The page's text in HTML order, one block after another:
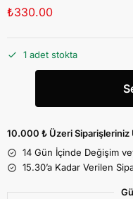
₺330.00
1 adet stokta
10.000 ₺ Üzeri Siparişleriniz
14 Gün İçinde Değişim
15.30’a Kadar Verilen